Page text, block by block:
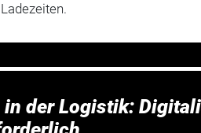
in der Logistik: